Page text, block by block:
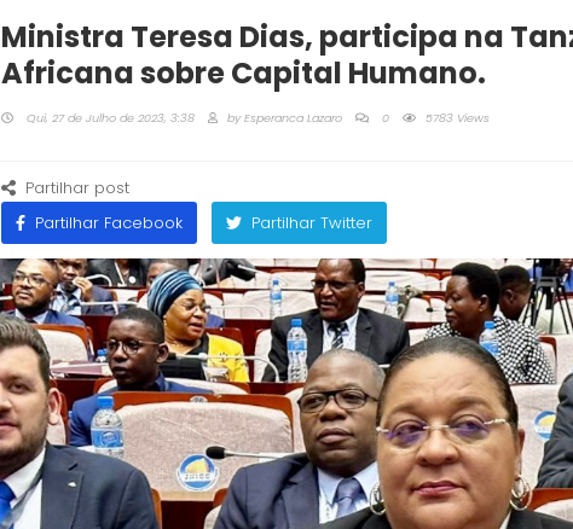
Ministra Teresa Dias, participa na
Africana sobre Capital Humano.
Qui, 27 de Julho de 2023, 3:38 byEsperanca Lazaro 0 5783 Views
Partilhar post
Partilhar Facebook
Partilhar Twitter